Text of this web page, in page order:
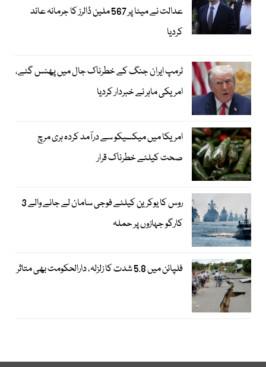
عدالت نے میٹا پر 567 ملین ڈالرز کا جرمانہ عائد
کردیا
ٹرمپ ایران جنگ کے خطرناک جال میں پھنس گئے،
امریکی ماہر نے خبردار کردیا
امریکا میں میکسیکو سے درآمد کردہ ہری مرچ
صحت کیلئے خطرناک قرار
روس کا یوکرین کیلئے فوجی سامان لے جانے والے 3
کارگو جہازوں پر حملہ
فلپائن میں 5.8 شدت کا زلزلہ، دارالحکومت بھی متاثر